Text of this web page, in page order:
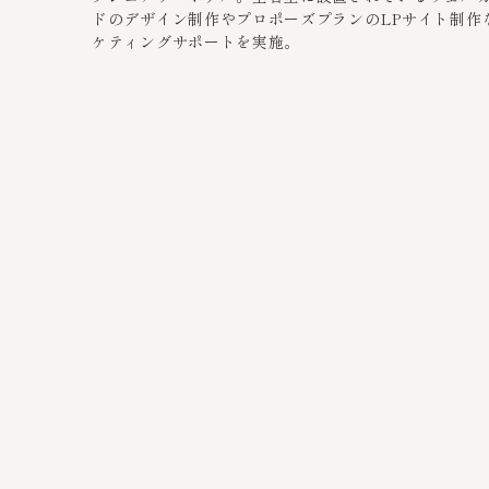
ドのデザイン制作やプロポーズプランのLPサイト制作
ケティングサポートを実施。